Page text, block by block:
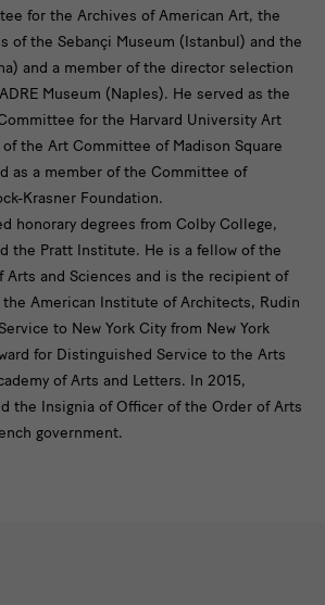
for the Archives of American Art, the
of the Sebançi Museum (Istanbul) and the
and a member of the director selection
Museum (Naples). He served as the
for the Harvard University Art
the Art Committee of Madison Square
as a member of the Committee of
Krasner Foundation.
honorary degrees from Colby College,
the Pratt Institute. He is a fellow of the
Arts and Sciences and is the recipient of
American Institute of Architects, Rudin
to New York City from New York
for Distinguished Service to the Arts
of Arts and Letters. In 2015,
the Insignia of Officer of the Order of Arts
government.